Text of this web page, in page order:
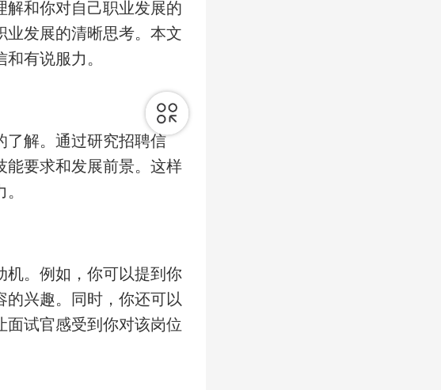
解和你对自己职业发展的
业发展的清晰思考。本文
有说服力。
了解。通过研究招聘信
能要求和发展前景。这样
机。例如，你可以提到你
的兴趣。同时，你还可以
面试官感受到你对该岗位